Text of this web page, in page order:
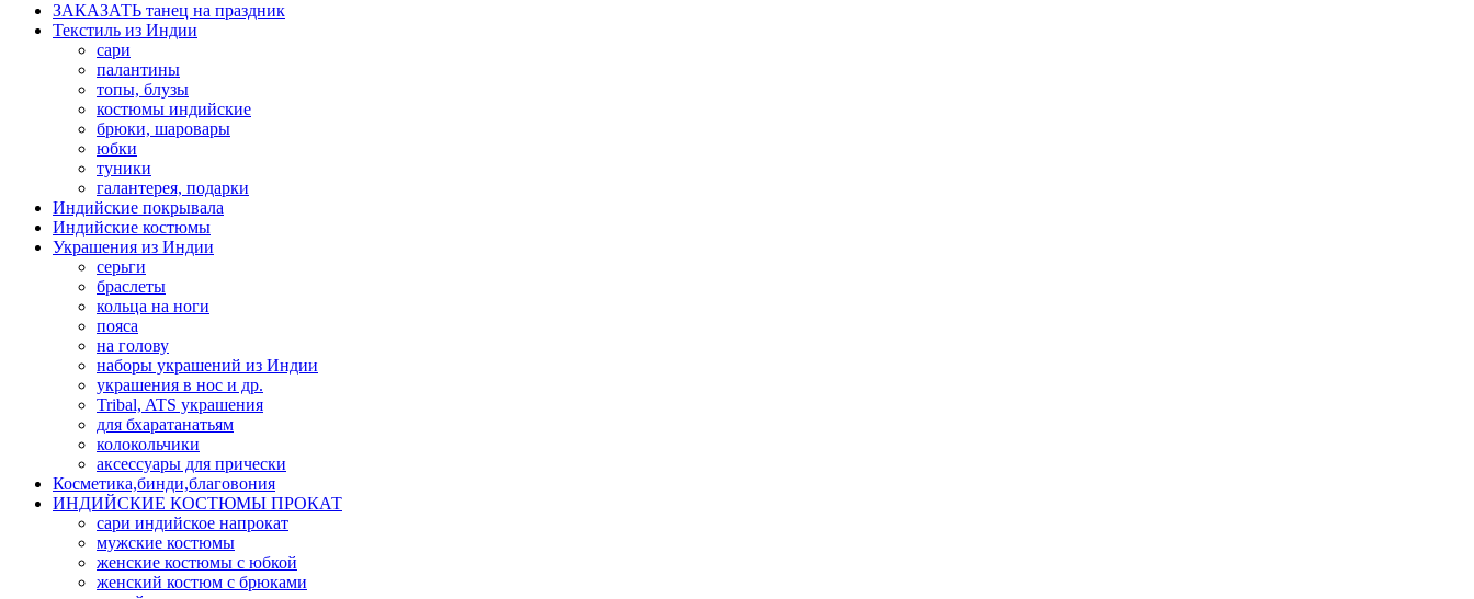
ЗАКАЗАТЬ танец на праздник
Текстиль из Индии
сари
палантины
топы, блузы
костюмы индийские
брюки, шаровары
юбки
туники
галантерея, подарки
Индийские покрывала
Индийские костюмы
Украшения из Индии
серьги
браслеты
кольца на ноги
пояса
на голову
наборы украшений из Индии
украшения в нос и др.
Tribal, ATS украшения
для бхаратанатьям
колокольчики
аксессуары для прически
Косметика,бинди,благовония
ИНДИЙСКИЕ КОСТЮМЫ ПРОКАТ
сари индийское напрокат
мужские костюмы
женские костюмы с юбкой
женский костюм с брюками